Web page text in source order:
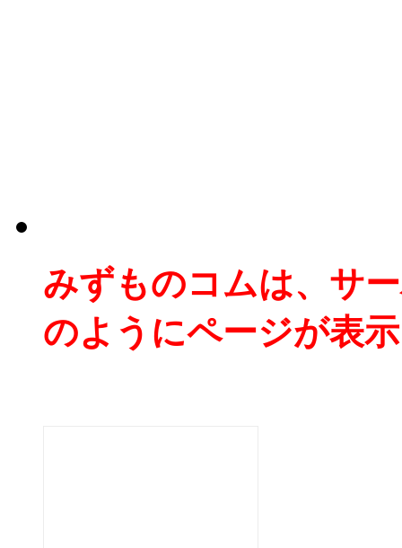
みずものコムは、サ
のようにページが表